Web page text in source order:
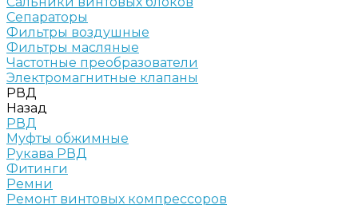
Сепараторы
Фильтры воздушные
Фильтры масляные
Частотные преобразователи
Электромагнитные клапаны
РВД
Назад
РВД
Муфты обжимные
Рукава РВД
Фитинги
Ремни
Ремонт винтовых компрессоров